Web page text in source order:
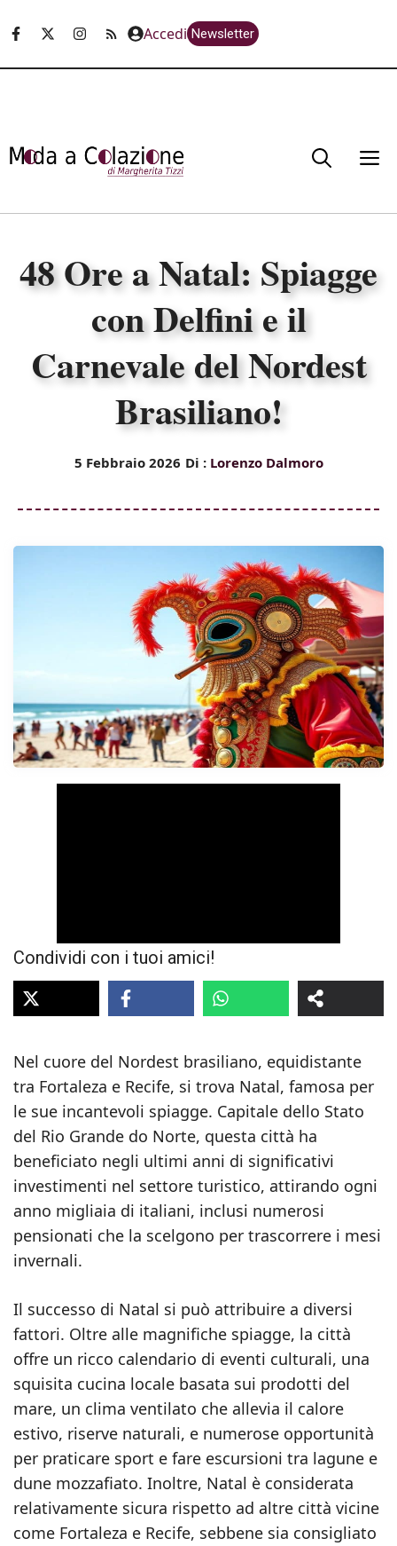
Accedi Newsletter
48 Ore a Natal: Spiagge
con Delfini e il
Carnevale del Nordest
Brasiliano!
5 Febbraio 2026 Di : Lorenzo Dalmoro
Condividi con i tuoi amici!
Nel cuore del Nordest brasiliano, equidistante
tra Fortaleza e Recife, si trova Natal, famosa per
le sue incantevoli spiagge. Capitale dello Stato
del Rio Grande do Norte, questa città ha
beneficiato negli ultimi anni di significativi
investimenti nel settore turistico, attirando ogni
anno migliaia di italiani, inclusi numerosi
pensionati che la scelgono per trascorrere i mesi
invernali.
Il successo di Natal si può attribuire a diversi
fattori. Oltre alle magnifiche spiagge, la città
offre un ricco calendario di eventi culturali, una
squisita cucina locale basata sui prodotti del
mare, un clima ventilato che allevia il calore
estivo, riserve naturali, e numerose opportunità
per praticare sport e fare escursioni tra lagune e
dune mozzafiato. Inoltre, Natal è considerata
relativamente sicura rispetto ad altre città vicine
come Fortaleza e Recife, sebbene sia consigliato